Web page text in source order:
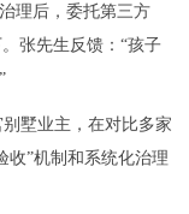
理后，委托第三方
张先生反馈：“孩子
墅业主，在对比多家
收”机制和系统化治理